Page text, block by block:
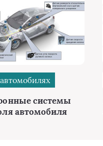
системы
автомобиля